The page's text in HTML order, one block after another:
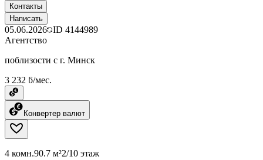
Контакты
Написать
05.06.2026 ID 4144989
Агентство
поблизости с г. Минск
3 232 ƃ/мес.
Конвертер валют
4 комн.90.7 м²2/10 этаж